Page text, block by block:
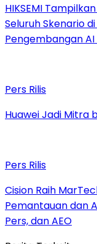
HIKSEMI
Seluruh Skenario
Pengembangan
Pers Rilis
Huawei Jadi Mitra
Pers Rilis
Cision Raih
Pemantauan dan
Pers, dan AEO